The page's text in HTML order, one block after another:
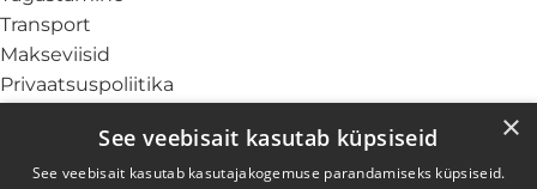
Transport
Makseviisid
Privaatsuspoliitika
TEENUSED
×
See veebisait kasutab küpsiseid
See veebisait kasutab kasutajakogemuse parandamiseks küpsiseid.